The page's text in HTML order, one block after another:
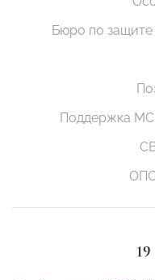
Бюро по
Поддержка